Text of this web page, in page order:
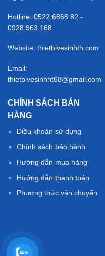
Hotline: 0522.6868.82 -
0928.963.168
Website: thietbivesinhth.com
Email:
thietbivesinhht68@gmail.com
CHÍNH SÁCH BÁN
HÀNG
Điều khoản sử dụng
Chính sách bảo hành
Hướng dẫn mua hàng
Hướng dẫn thanh toán
Phương thức vận chuyển